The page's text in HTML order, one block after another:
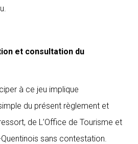
et consultation du
à ce jeu implique
du présent règlement et
de L’Office de Tourisme et
sans contestation.